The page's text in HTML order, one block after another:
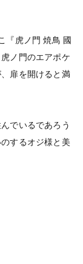
『虎ノ門 焼鳥 國
ノ門のエアポケ
扉を開けると満
でいるであろう
するオジ様と美